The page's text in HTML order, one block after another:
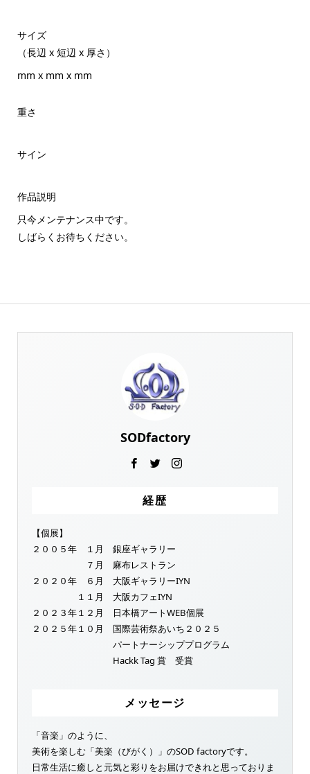
サイズ
（長辺 x 短辺 x 厚さ）
mm x mm x mm
重さ
サイン
作品説明
只今メンテナンス中です。
しばらくお待ちください。
SODfactory
経歴
【個展】
２００５年 １月 銀座ギャラリー
７月 麻布レストラン
２０２０年 ６月 大阪ギャラリーIYN
１１月 大阪カフェIYN
２０２３年１２月 日本橋アートWEB個展
２０２５年１０月 国際芸術祭あいち２０２５
パートナーシッププログラム
Hackk Tag 賞 受賞
メッセージ
「音楽」のように、
美術を楽しむ「美楽（びがく）」のSOD factoryです。
日常生活に癒しと元気と彩りをお届けできれと思っておりま